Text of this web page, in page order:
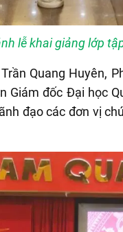
lễ khai giảng lớp
Quang Huyên,
Giám đốc Đại học
đạo các đơn vị